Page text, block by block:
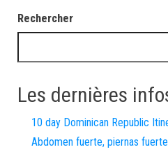
Rechercher
Les dernières
10 day Dominican Republic
Abdomen fuerte, piernas